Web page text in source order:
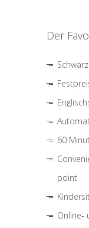
Der
60
point
Online-